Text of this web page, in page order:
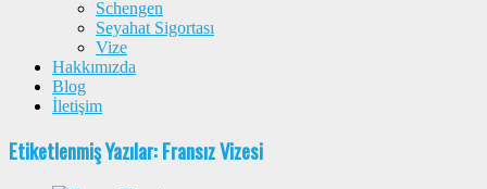
Schengen
Seyahat Sigortası
Vize
Hakkımızda
Blog
İletişim
Etiketlenmiş Yazılar: Fransız Vizesi